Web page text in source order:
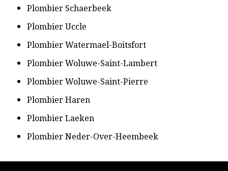
​Plombier Schaerbeek
​Plombier Uccle
​Plombier Watermael-Boitsfort
​Plombier Woluwe-Saint-Lambert
​Plombier Woluwe-Saint-Pierre
​Plombier Haren
​Plombier Laeken
​Plombier Neder-Over-Heembeek